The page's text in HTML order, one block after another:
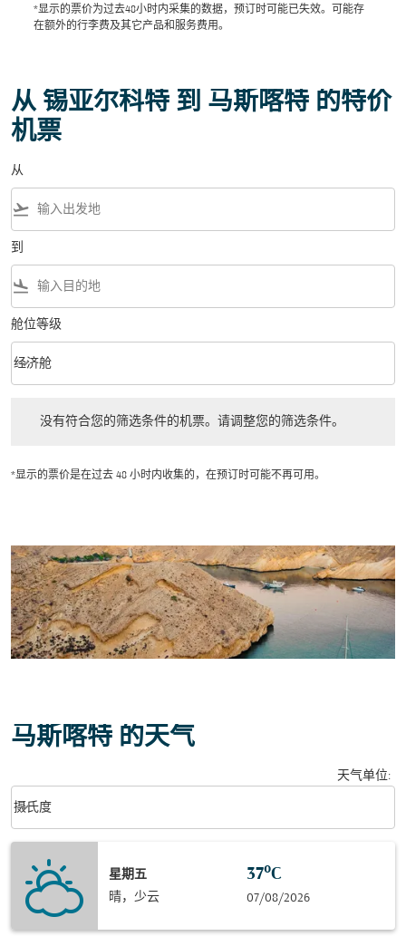
*显示的票价为过去48小时内采集的数据，预订时可能已失效。可能存
在额外的行李费及其它产品和服务费用。
从 锡亚尔科特 到 马斯喀特 的特价
机票
从
flight_takeoff
到
flight_land
舱位等级
舱位等级 option 经济舱 Selected
经济舱
keyboard_arrow_down
没有符合您的筛选条件的机票。请调整您的筛选条件。
*显示的票价是在过去 48 小时内收集的，在预订时可能不再可用。
马斯喀特 的天气
天气单位:
Weather unit option 摄氏度 Selected
摄氏度
keyboard_arrow_down
星期五
晴，少云
37°C
07/08/2026